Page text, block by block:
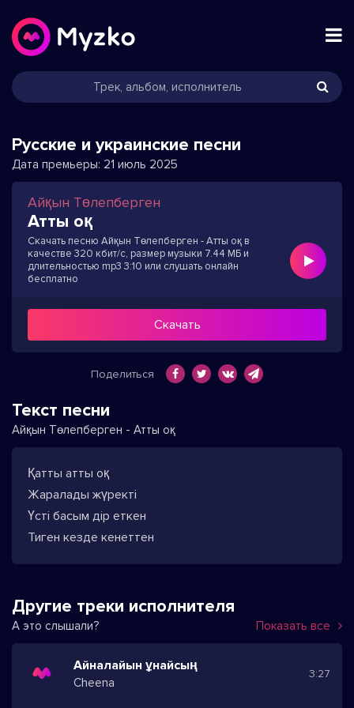
Русские и украинские песни
Дата премьеры: 21 июль 2025
Айқын Төлепберген
Атты оқ
Скачать песню Айқын Төлепберген - Атты оқ в
качестве 320 кбит/с, размер музыки 7.44 МБ и
длительностью mp3 3:10 или слушать онлайн
бесплатно
Скачать
Поделиться
Текст песни
Айқын Төлепберген - Атты оқ
Қатты атты оқ
Жаралады жүректі
Үсті басым дір еткен
Тиген кезде кенеттен
Другие треки исполнителя
А это слышали? Показать все
Айналайын ұнайсың
Cheena
3:27